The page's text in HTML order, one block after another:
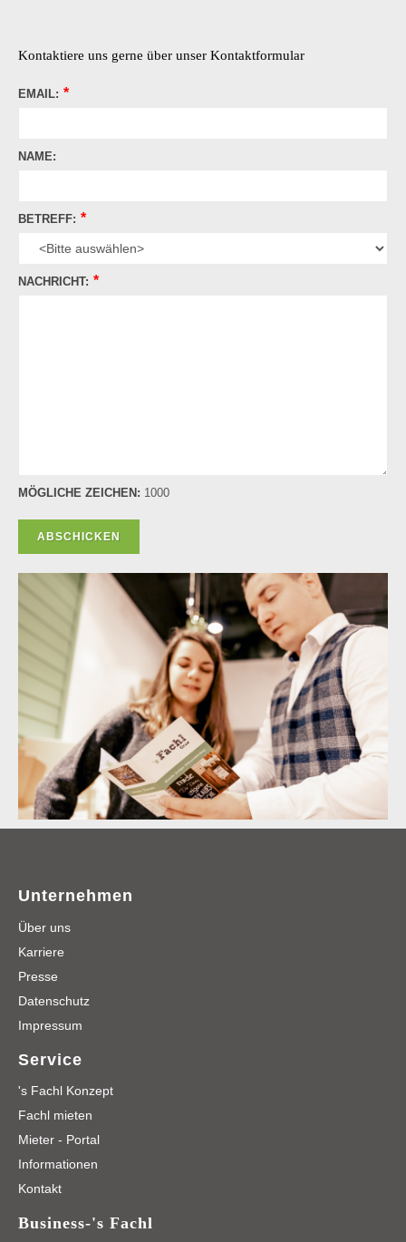
Kontaktiere uns gerne über unser Kontaktformular
EMAIL:
NAME:
BETREFF:
NACHRICHT:
MÖGLICHE ZEICHEN: 1000
ABSCHICKEN
Unternehmen
Über uns
Karriere
Presse
Datenschutz
Impressum
Service
's Fachl Konzept
Fachl mieten
Mieter - Portal
Informationen
Kontakt
Business-'s Fachl